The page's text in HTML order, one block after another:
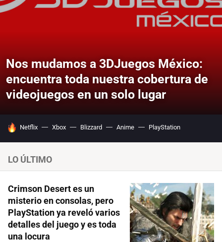
Nos mudamos a 3DJuegos México:
encuentra toda nuestra cobertura de
videojuegos en un solo lugar
HOY SE HABLA DE
Netflix Xbox Blizzard Anime PlayStation
LO ÚLTIMO
Crimson Desert es un
misterio en consolas, pero
PlayStation ya reveló varios
detalles del juego y es toda
una locura